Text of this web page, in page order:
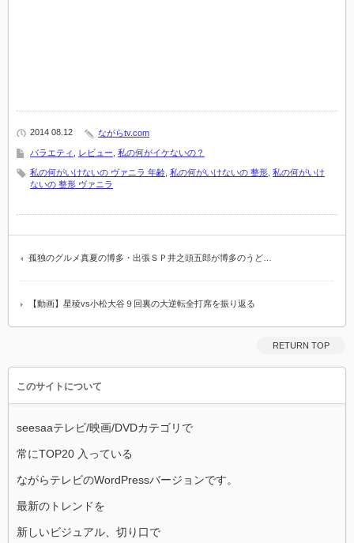
2014 08.12 ながらtv.com
バラエティ レビュー 私の何がイケないの？
私の何がいけないの ヴァニラ 年齢 私の何がいけないの 整形 私の何がいけ
ないの 整形 ヴァニラ
孤独のグルメ真夏の博多・出張ＳＰ井之頭五郎が博多のうど…
【動画】星稜vs小松大谷９回裏の大逆転全打席を振り返る
RETURN TOP
このサイトについて
seesaaテレビ/映画/DVDカテゴリで
常にTOP20 入っている
ながらテレビのWordPressバージョンです。
最新のトレンドを
新しいビジュアル、切り口で